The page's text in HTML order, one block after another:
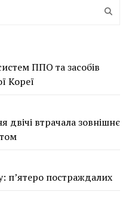
ППО та засобів
Кореї
двічі втрачала зовнішнє
постраждалих